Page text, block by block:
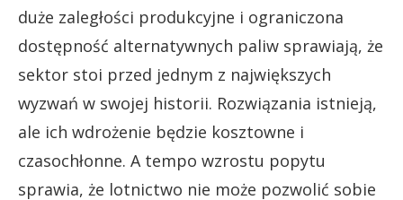
duże zaległości produkcyjne i ograniczona
dostępność alternatywnych paliw sprawiają, że
sektor stoi przed jednym z największych
wyzwań w swojej historii. Rozwiązania istnieją,
ale ich wdrożenie będzie kosztowne i
czasochłonne. A tempo wzrostu popytu
sprawia, że lotnictwo nie może pozwolić sobie